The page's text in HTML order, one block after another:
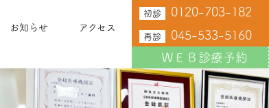
お知らせ アクセス
初診 0120-703-182
再診
045-533-5160
ＷＥＢ診療予約